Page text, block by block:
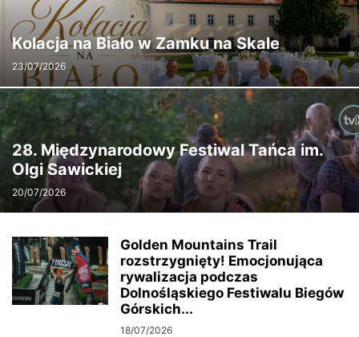
Kolacja na Biało w Zamku na Skale
23/07/2026
28. Międzynarodowy Festiwal Tańca im.
Olgi Sawickiej
20/07/2026
Golden Mountains Trail
rozstrzygnięty! Emocjonująca
rywalizacja podczas
Dolnośląskiego Festiwalu Biegów
Górskich...
18/07/2026